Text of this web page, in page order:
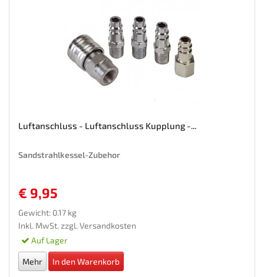
Luftanschluss - Luftanschluss Kupplung -...
Sandstrahlkessel-Zubehor
€ 9,95
Gewicht: 0.17 kg
Inkl. MwSt. zzgl. Versandkosten
Auf Lager
Mehr In den Warenkorb